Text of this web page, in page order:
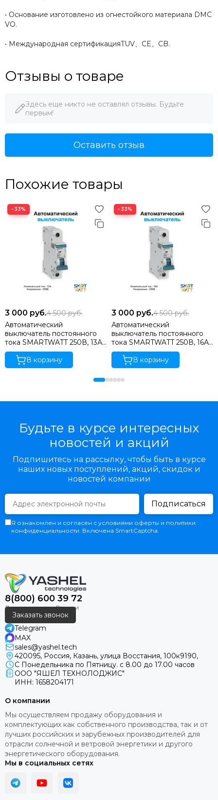
• Основание изготовлено из огнестойкого материала DMC
VO.
• Международная сертификацияTUV、CE、CB.
Отзывы о товаре
Здесь еще никто не оставлял отзывы. Будьте
первым!
Оставить отзыв
Похожие товары
−33%
3 000 руб.4 500руб.
Автоматический
выключатель постоянного
тока SMARTWATT 250В, 13А
1П
В корзину
−33%
3 000 руб.4 500руб.
Автоматический
выключатель постоянного
тока SMARTWATT 250В, 16А
1П
В корзину
Будьте в курсе интересных
новостей и акций
Подпишитесь на рассылку, чтобы быть в курсе
наших новых поступлений, акций, скидок и
новостей компании
Подписаться
Я ознакомлен и согласен с условиями оферты и политики
конфиденциальности. Включена SmartCaptcha.
8(800) 600 39 72
Заказать звонок
Telegram
MAX
sales@yashel.tech
420095, Россия, Казань, улица Восстания, 100к9190,
С Понедельника по Пятницу. с 8.00 до 17.00 часов
ООО "ЯШЕЛ ТЕХНОЛОДЖИС"
ИНН: 1658204171
О компании
Мы осуществляем продажу оборудования и
комплектующих как собственного производства, так и от
лучших российских и зарубежных производителей для
отрасли солнечной и ветровой энергетики и другого
энергетического оборудования.
Мы в социальных сетях